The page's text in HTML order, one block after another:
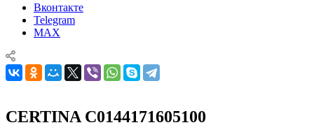
Вконтакте
Telegram
MAX
CERTINA C0144171605100